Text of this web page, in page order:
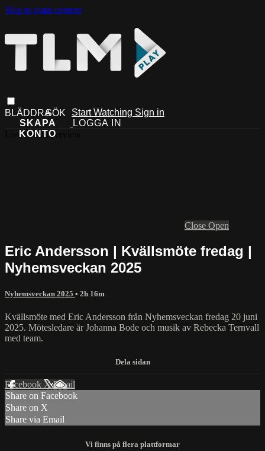
Skip to main content
Start Watching Sign in
Live stream preview
Close Open
Eric Andersson | Kvällsmöte fredag |
Nyhemsveckan 2025
Nyhemsveckan 2025 • 2h 16m
Kvällsmöte med Eric Andersson från Nyhemsveckan fredag 20 juni
2025. Mötesledare är Johanna Bode och musik av Rebecka Ternvall
med team.
Facebook XEmail
Share on Facebook
Share on X
Share via Email